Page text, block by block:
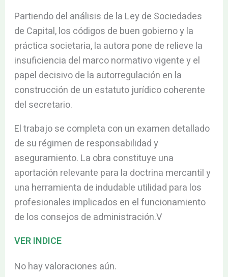
Partiendo del análisis de la Ley de Sociedades
de Capital, los códigos de buen gobierno y la
práctica societaria, la autora pone de relieve la
insuficiencia del marco normativo vigente y el
papel decisivo de la autorregulación en la
construcción de un estatuto jurídico coherente
del secretario.
El trabajo se completa con un examen detallado
de su régimen de responsabilidad y
aseguramiento. La obra constituye una
aportación relevante para la doctrina mercantil y
una herramienta de indudable utilidad para los
profesionales implicados en el funcionamiento
de los consejos de administración.V
VER INDICE
No hay valoraciones aún.